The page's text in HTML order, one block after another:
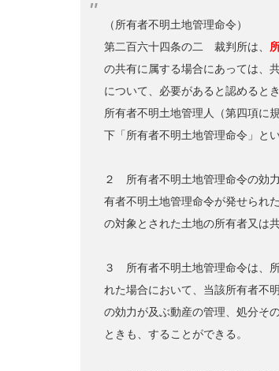
（所有者不明土地管理命令）
第二百六十四条の二 裁判所は、
の共有に属する場合にあっては、
について、必要があると認めると
所有者不明土地管理人（第四項に
下「所有者不明土地管理命令」と
２ 所有者不明土地管理命令の効
有者不明土地管理命令が発せられ
の対象とされた土地の所有者又は
３ 所有者不明土地管理命令は、
れた場合において、当該所有者不
の効力が及ぶ動産の管理、処分そ
ときも、することができる。